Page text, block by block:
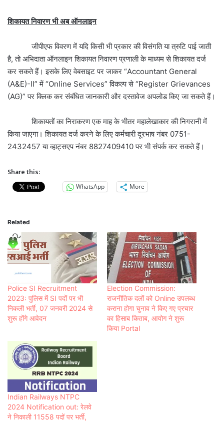
शिकायत निवारण भी अब ऑनलाइन
जीपीएफ विवरण में यदि किसी भी प्रकार की विसंगति या त्रुटि पाई जाती
है, तो अभिदाता ऑनलाइन शिकायत निवारण प्रणाली के माध्यम से शिकायत दर्ज
कर सकते हैं। इसके लिए वेबसाइट पर जाकर “Accountant General
(A&E)-II” में “Online Services” विकल्प से “Register Grievances
(AG)” पर क्लिक कर संबंधित जानकारी और दस्तावेज अपलोड किए जा सकते हैं।
शिकायतों का निराकरण एक माह के भीतर महालेखाकार की निगरानी में
किया जाएगा। शिकायत दर्ज करने के लिए कर्मचारी दूरभाष नंबर 0751-
2432457 या व्हाट्सएप नंबर 8827409410 पर भी संपर्क कर सकते हैं।
Share this:
WhatsApp
More
Related
Police SI Recruitment
2023: पुलिस में SI पदों पर भी
निकली भर्ती, 07 जनवरी 2024 से
शुरू होंगे आवेदन
Election Commission:
राजनीतिक दलों को Online उपलब्ध
कराना होगा चुनाव ने किए गए प्रचार
का हिसाब किताब, आयोग ने शुरू
किया Portal
Indian Railways NTPC
2024 Notification out: रेलवे
ने निकाली 11558 पदों पर भर्ती,